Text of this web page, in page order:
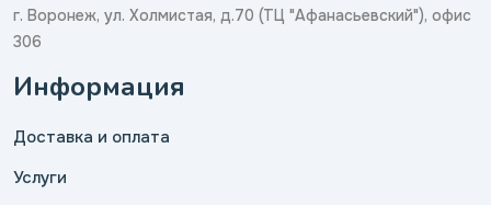
г. Воронеж, ул. Холмистая, д.70 (ТЦ "Афанасьевский"), офис
306
Информация
Доставка и оплата
Услуги